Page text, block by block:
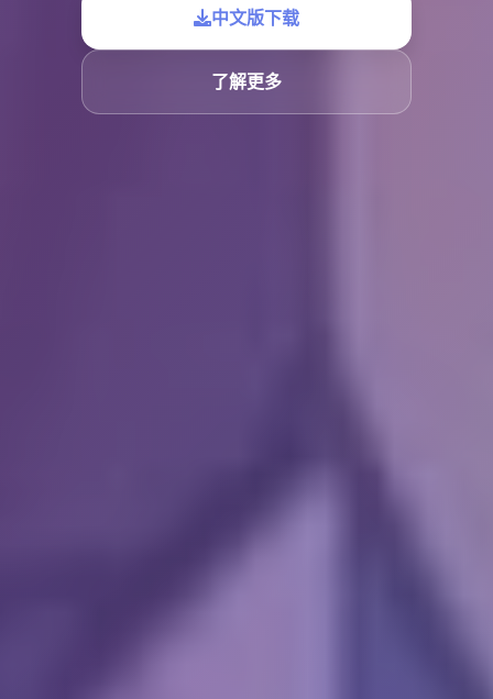
中文版下载
了解更多